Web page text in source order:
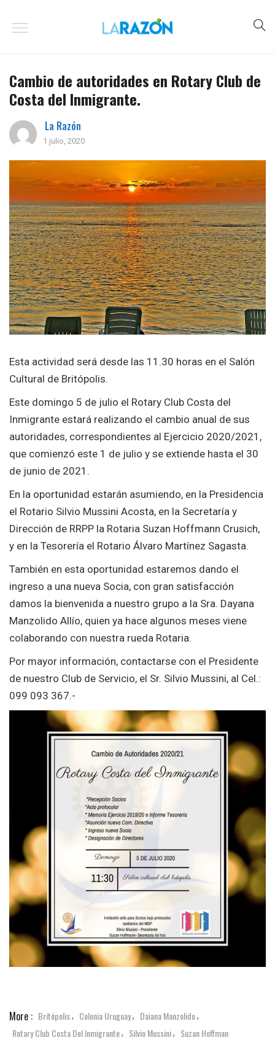
Cambio de autoridades en Rotary Club de
Costa del Inmigrante.
La Razón
1 julio, 2020
Esta actividad será desde las 11.30 horas en el Salón
Cultural de Britópolis.
Este domingo 5 de julio el Rotary Club Costa del
Inmigrante estará realizando el cambio anual de sus
autoridades, correspondientes al Ejercicio 2020/2021,
que comienzó este 1 de julio y se extiende hasta el 30
de junio de 2021.
En la oportunidad estarán asumiendo, en la Presidencia
el Rotario Silvio Mussini Acosta, en la Secretaría y
Dirección de RRPP la Rotaria Suzan Hoffmann Crusich,
y en la Tesorería el Rotario Álvaro Martínez Sagasta.
También en esta oportunidad estaremos dando el
ingreso a una nueva Socia, con gran satisfacción
damos la bienvenida a nuestro grupo a la Sra. Dayana
Manzolido Allío, quien ya hace algunos meses viene
colaborando con nuestra rueda Rotaria.
Por mayor información, contactarse con el Presidente
de nuestro Club de Servicio, el Sr. Silvio Mussini, al Cel.:
099 093 367.-
More : Britópolis, Colonia Uruguay, Daiana Manzolido,
Rotary Club Costa Del Inmigrante, Silvio Mussini, Suzan Hoffman